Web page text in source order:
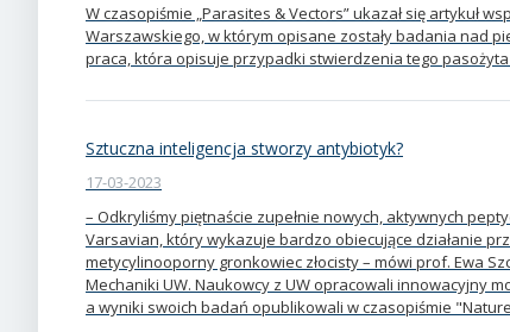
W czasopiśmie „Parasites & Vectors” ukazał się artykuł
Warszawskiego, w którym opisane zostały badania nad
praca, która opisuje przypadki stwierdzenia tego
Sztuczna inteligencja stworzy antybiotyk?
17-03-2023
– Odkryliśmy piętnaście zupełnie nowych, aktywnych
Varsavian, który wykazuje bardzo obiecujące działanie
metycylinooporny gronkowiec złocisty – mówi prof. Ewa
Mechaniki UW. Naukowcy z UW opracowali innowacyjny
a wyniki swoich badań opublikowali w czasopiśmie